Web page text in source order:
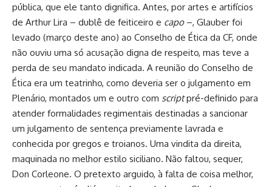
pública, que ele tanto dignifica. Antes, por artes e artifícios
de Arthur Lira – dublê de feiticeiro e capo–, Glauber foi
levado (março deste ano) ao Conselho de Ética da CF, onde
não ouviu uma só acusação digna de respeito, mas teve a
perda de seu mandato indicada. A reunião do Conselho de
Ética era um teatrinho, como deveria ser o julgamento em
Plenário, montados um e outro com scriptpré-definido para
atender formalidades regimentais destinadas a sancionar
um julgamento de sentença previamente lavrada e
conhecida por gregos e troianos. Uma vindita da direita,
maquinada no melhor estilo siciliano. Não faltou, sequer,
Don Corleone. O pretexto arguido, à falta de coisa melhor,